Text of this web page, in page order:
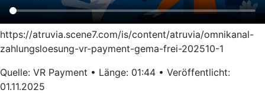
https://atruvia.scene7.com/is/content/atruvia/omnikanal-
zahlungsloesung-vr-payment-gema-frei-202510-1
Quelle: VR Payment • Länge: 01:44 • Veröffentlicht:
01.11.2025